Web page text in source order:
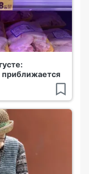
приближается